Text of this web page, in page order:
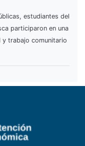
estudiantes del
participaron en una
y trabajo comunitario